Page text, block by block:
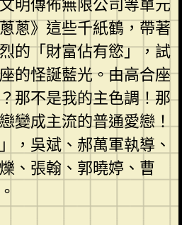
明傳佈無限公司等單元
蔥》這些千紙鶴，帶著
的「財富佔有慾」，試
的怪誕藍光。由高合座
那不是我的主色調！那
變成主流的普通愛戀！
，吳斌、郝萬軍執導、
、張翰、郭曉婷、曹